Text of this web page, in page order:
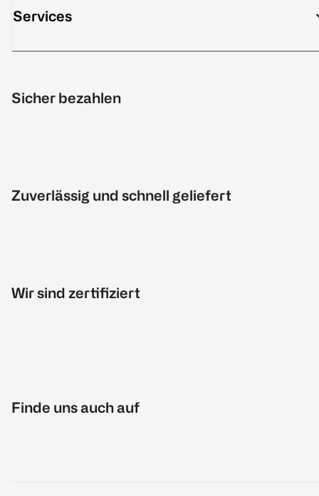
Services
Sicher bezahlen
Zuverlässig und schnell geliefert
Wir sind zertifiziert
Finde uns auch auf